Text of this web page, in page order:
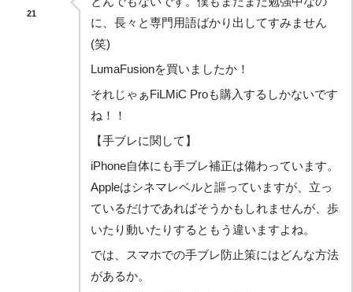
21
に、長々と専門用語ばかり出してすみません
(笑)
LumaFusionを買いましたか！
それじゃぁFiLMiC Proも購入するしかないです
ね！！
【手ブレに関して】
iPhone自体にも手ブレ補正は備わっています。
Appleはシネマレベルと謳っていますが、立っ
ているだけであればそうかもしれませんが、歩
いたり動いたりするともう違いますよね。
では、スマホでの手ブレ防止策にはどんな方法
があるか。